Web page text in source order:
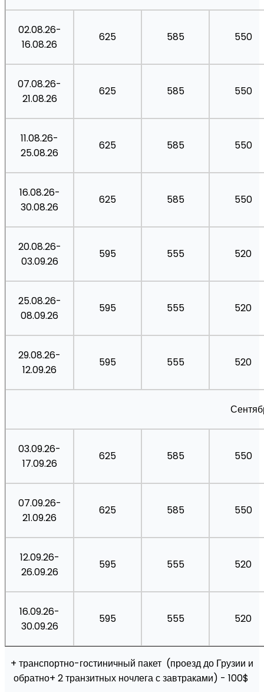
02.08.26-
16.08.26
625 585 550
07.08.26-
21.08.26
625 585 550
11.08.26-
25.08.26
625 585 550
16.08.26-
30.08.26
625 585 550
20.08.26-
03.09.26
595 555 520
25.08.26-
08.09.26
595 555 520
29.08.26-
12.09.26
595 555 520
03.09.26-
17.09.26
625 585 550
07.09.26-
21.09.26
625 585 550
12.09.26-
26.09.26
595 555 520
16.09.26-
30.09.26
595 555 520
+ транспортно-гостиничный пакет (проезд до Грузии и
обратно+ 2 транзитных ночлега с завтраками) - 100$